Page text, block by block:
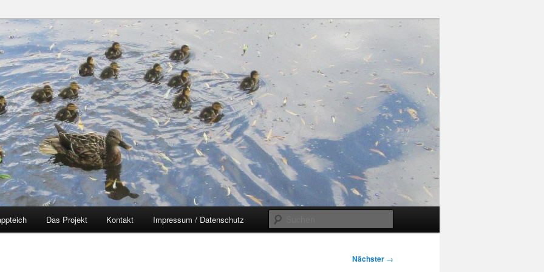
Yorckgebiet
Das Projekt Kontakt Impressum / Datenschutz
Nächster →